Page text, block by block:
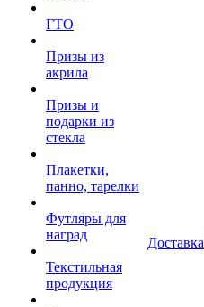
ГТО
Призы из
акрила
Призы и
подарки из
стекла
Плакетки,
панно, тарелки
Футляры для
наград
Текстильная
продукция
Доставка